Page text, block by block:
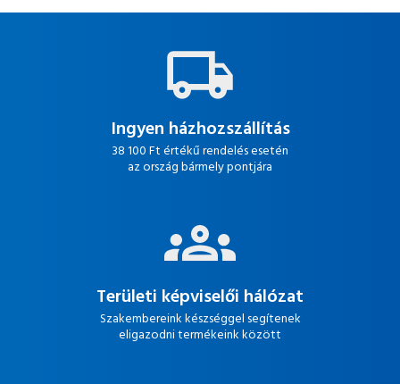
Ingyen házhozszállítás
38 100 Ft értékű rendelés esetén
az ország bármely pontjára
Területi képviselői hálózat
Szakembereink készséggel segítenek
eligazodni termékeink között